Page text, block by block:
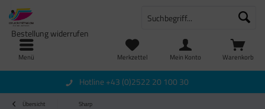
Menü Warenkorb
Merkzettel
Bestellung widerrufen
Mein Konto
Hotline +43 (0)2522 20 100 30
Übersicht Sharp